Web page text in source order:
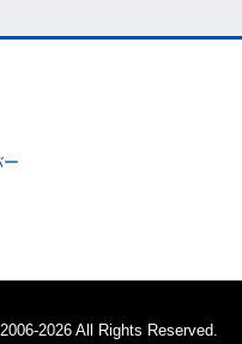
2026 All Rights Reserved.